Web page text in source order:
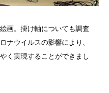
画。掛け軸についても調査
ナウイルスの影響により、
く実現することができまし